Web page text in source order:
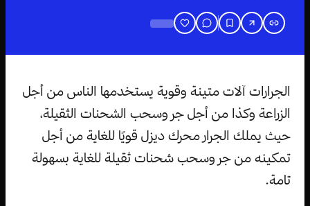
الجرارات آلات متينة وقوية يستخدمها الناس من أجل
الزراعة وكذا من أجل جر وسحب الشحنات الثقيلة،
حيث يملك الجرار محرك ديزل قويًا للغاية من أجل
تمكينه من جر وسحب شحنات ثقيلة للغاية بسهولة
تامة.